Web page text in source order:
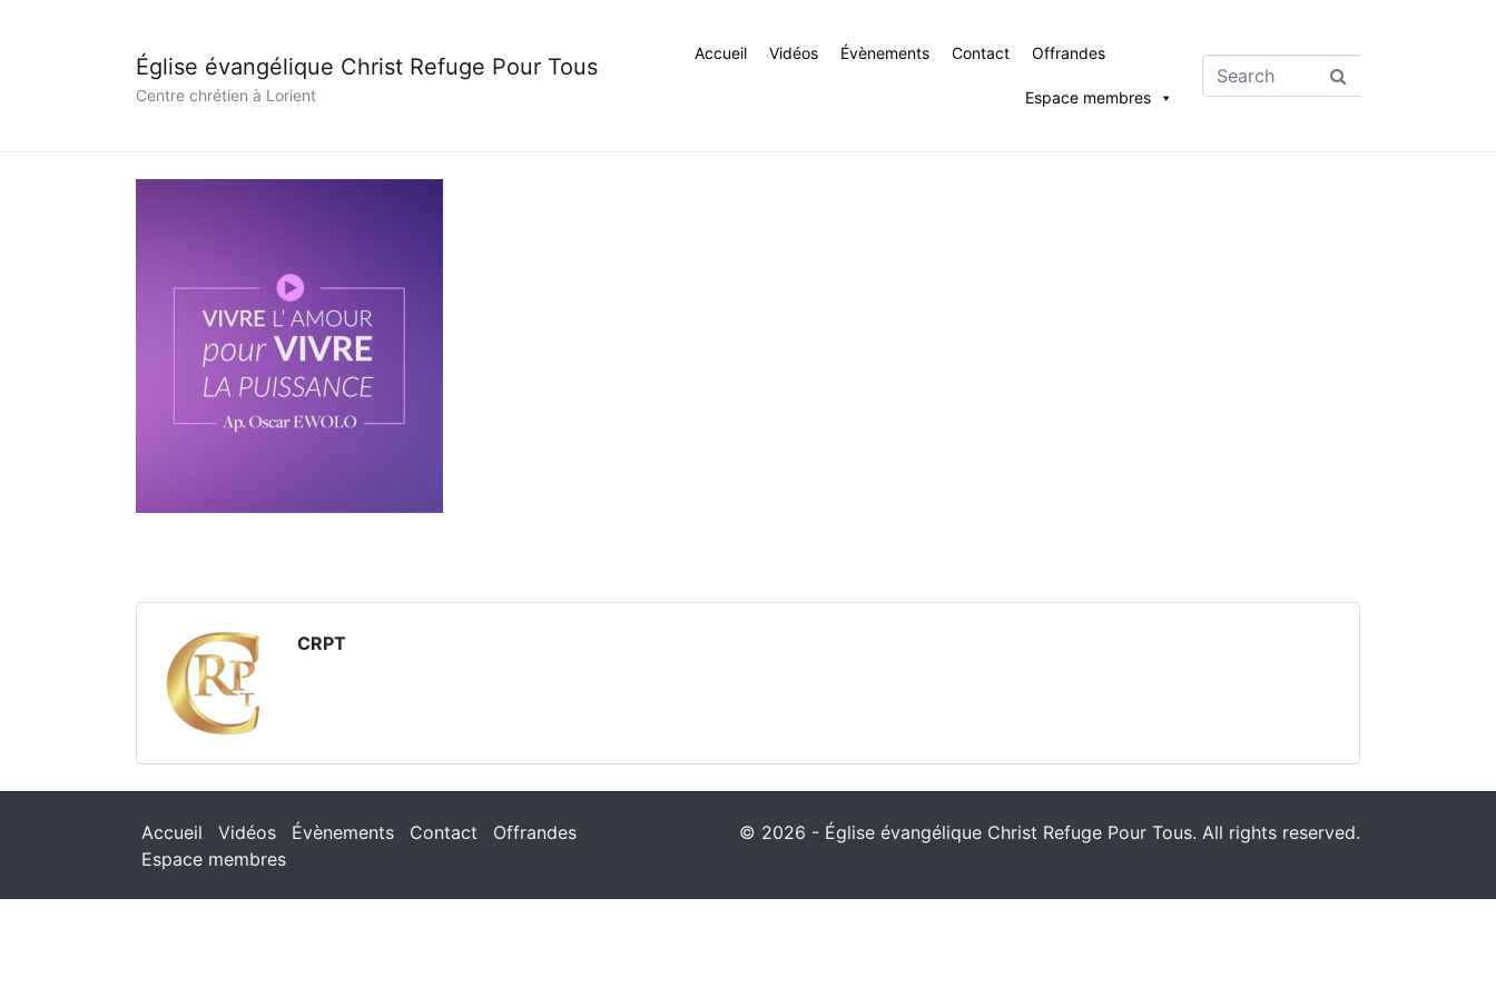
Église évangélique Christ Refuge Pour Tous
Centre chrétien à Lorient
Accueil Vidéos Évènements Contact Offrandes
Espace membres
CRPT
Accueil Vidéos Évènements Contact
Offrandes
Espace membres
© 2026 - Église évangélique Christ Refuge Pour Tous. All rights reserved.